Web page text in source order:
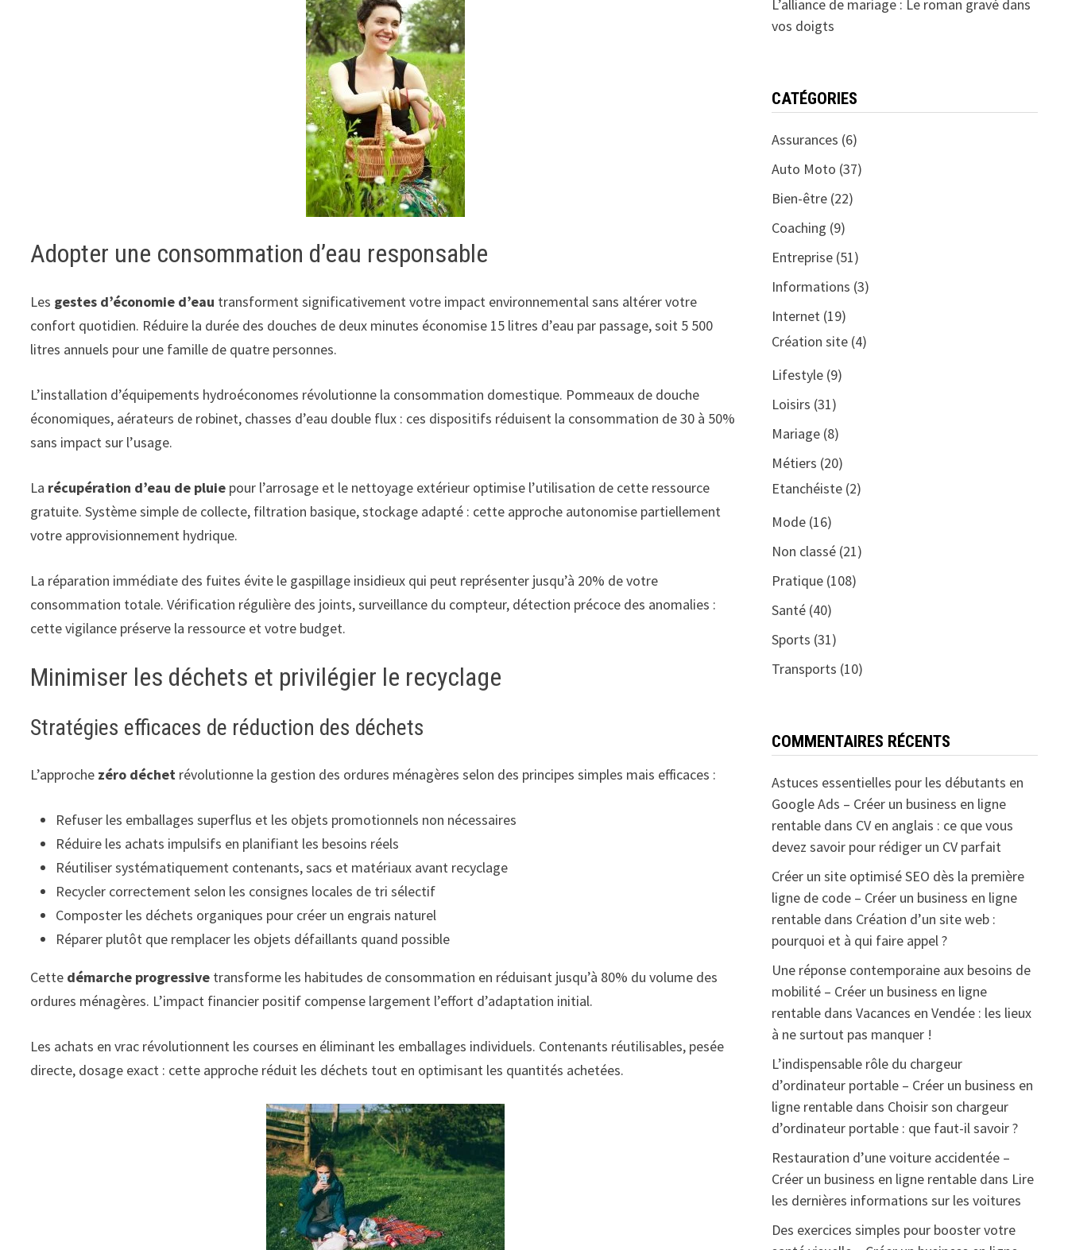
Adopter une consommation d’eau responsable
Les gestes d’économie d’eau transforment significativement votre impact environnemental sans altérer votre
confort quotidien. Réduire la durée des douches de deux minutes économise 15 litres d’eau par passage, soit 5 500
litres annuels pour une famille de quatre personnes.
L’installation d’équipements hydroéconomes révolutionne la consommation domestique. Pommeaux de douche
économiques, aérateurs de robinet, chasses d’eau double flux : ces dispositifs réduisent la consommation de 30 à 50%
sans impact sur l’usage.
La récupération d’eau de pluie pour l’arrosage et le nettoyage extérieur optimise l’utilisation de cette ressource
gratuite. Système simple de collecte, filtration basique, stockage adapté : cette approche autonomise partiellement
votre approvisionnement hydrique.
La réparation immédiate des fuites évite le gaspillage insidieux qui peut représenter jusqu’à 20% de votre
consommation totale. Vérification régulière des joints, surveillance du compteur, détection précoce des anomalies :
cette vigilance préserve la ressource et votre budget.
Minimiser les déchets et privilégier le recyclage
Stratégies efficaces de réduction des déchets
L’approche zéro déchet révolutionne la gestion des ordures ménagères selon des principes simples mais efficaces :
Refuser les emballages superflus et les objets promotionnels non nécessaires
Réduire les achats impulsifs en planifiant les besoins réels
Réutiliser systématiquement contenants, sacs et matériaux avant recyclage
Recycler correctement selon les consignes locales de tri sélectif
Composter les déchets organiques pour créer un engrais naturel
Réparer plutôt que remplacer les objets défaillants quand possible
Cette démarche progressive transforme les habitudes de consommation en réduisant jusqu’à 80% du volume des
ordures ménagères. L’impact financier positif compense largement l’effort d’adaptation initial.
Les achats en vrac révolutionnent les courses en éliminant les emballages individuels. Contenants réutilisables, pesée
directe, dosage exact : cette approche réduit les déchets tout en optimisant les quantités achetées.
L’alliance de mariage : Le roman gravé dans
vos doigts
CATÉGORIES
Assurances (6)
Auto Moto (37)
Bien-être(22)
Coaching (9)
Entreprise(51)
Informations (3)
Internet(19)
Création site(4)
Lifestyle(9)
Loisirs (31)
Mariage(8)
Métiers (20)
Etanchéiste(2)
Mode(16)
Non classé(21)
Pratique(108)
Santé(40)
Sports (31)
Transports (10)
COMMENTAIRES RÉCENTS
Astuces essentielles pour les débutants en
Google Ads – Créer un business en ligne
rentabledans CV en anglais : ce que vous
devez savoir pour rédiger un CV parfait
Créer un site optimisé SEO dès la première
ligne de code – Créer un business en ligne
rentabledans Création d’un site web :
pourquoi et à qui faire appel ?
Une réponse contemporaine aux besoins de
mobilité – Créer un business en ligne
rentabledans Vacances en Vendée : les lieux
à ne surtout pas manquer !
L’indispensable rôle du chargeur
d’ordinateur portable – Créer un business en
ligne rentabledans Choisir son chargeur
d’ordinateur portable : que faut-il savoir ?
Restauration d’une voiture accidentée –
Créer un business en ligne rentabledans Lire
les dernières informations sur les voitures
Des exercices simples pour booster votre